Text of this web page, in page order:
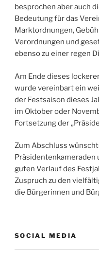
besprochen aber auch
Bedeutung für das
Marktordnungen,
Verordnungen und
ebenso zu einer regen
Am Ende dieses
wurde vereinbart ein
der Festsaison dieses
im Oktober oder
Fortsetzung der
Zum Abschluss
Präsidentenkameraden
guten Verlauf des
Zuspruch zu den
die Bürgerinnen und
SOCIAL MEDIA